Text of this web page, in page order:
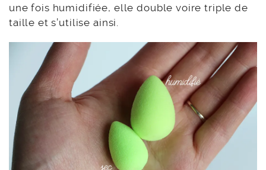
une fois humidifiée, elle double voire triple de
taille et s’utilise ainsi.